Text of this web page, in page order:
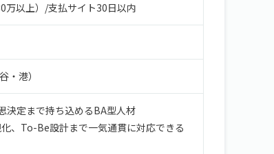
以上） /支払サイト30日以内
・港）
決定まで持ち込めるBA型人材
、To-Be設計まで一気通貫に対応できる